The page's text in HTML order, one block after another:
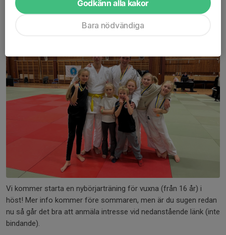
14 apr, 22:00 0 kommentarer
Vi kommer starta en nybörjarträning för vuxna (från 16 år) i
höst! Mer info kommer före sommaren, men är du sugen redan
nu så går det bra att anmäla intresse vid nedanstående länk (inte
bindande).
Godkänn alla kakor
Bara nödvändiga